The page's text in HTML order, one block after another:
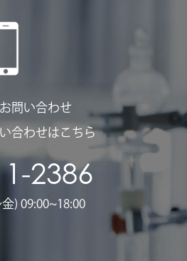
問い合わせ
合わせはこちら
2386
) 09:00~18:00